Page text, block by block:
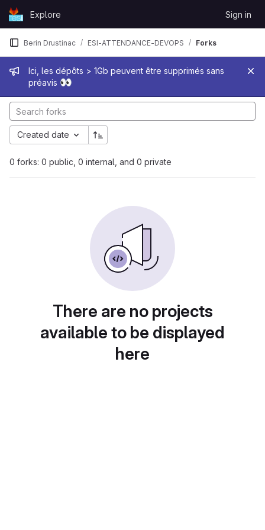
Skip to content
GitLabExplore Sign in
Admin message
Ici, les dépôts > 1Gb peuvent être supprimés sans
préavis 👀
Berin Drustinac ESI-ATTENDANCE-DEVOPS Forks
0 forks: 0 public, 0 internal, and 0 private
Created date
There are no projects
available to be displayed
here